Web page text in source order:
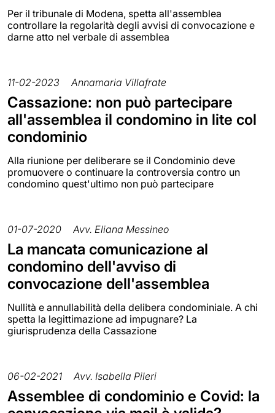
Per il tribunale di Modena, spetta all'assemblea
controllare la regolarità degli avvisi di convocazione e
darne atto nel verbale di assemblea
11-02-2023 Annamaria Villafrate
Cassazione: non può partecipare
all'assemblea il condomino in lite col
condominio
Alla riunione per deliberare se il Condominio deve
promuovere o continuare la controversia contro un
condomino quest'ultimo non può partecipare
01-07-2020 Avv. Eliana Messineo
La mancata comunicazione al
condomino dell'avviso di
convocazione dell'assemblea
Nullità e annullabilità della delibera condominiale. A chi
spetta la legittimazione ad impugnare? La
giurisprudenza della Cassazione
06-02-2021 Avv. Isabella Pileri
Assemblee di condominio e Covid: la